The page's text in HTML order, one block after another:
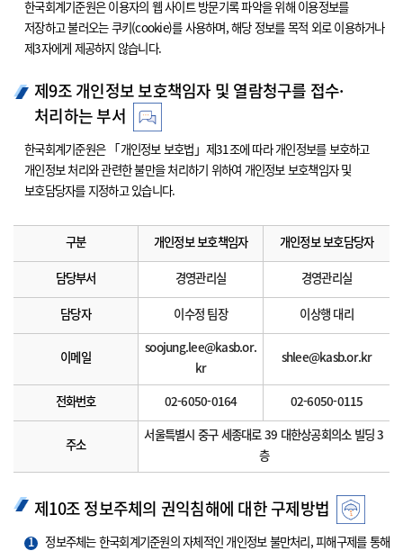
한국회계기준원은 이용자의 웹 사이트 방문기록 파악을 위해 이용정보를
저장하고 불러오는 쿠키(cookie)를 사용하며, 해당 정보를 목적 외로 이용하거나
제3자에게 제공하지 않습니다.
제9조 개인정보 보호책임자 및 열람청구를 접수·
처리하는 부서
한국회계기준원은 「개인정보 보호법」제31조에 따라 개인정보를 보호하고
개인정보 처리와 관련한 불만을 처리하기 위하여 개인정보 보호책임자 및
보호담당자를 지정하고 있습니다.
구분 개인정보 보호책임자 개인정보 보호담당자
담당부서 경영관리실 경영관리실
담당자 이수정 팀장 이상행 대리
이메일
soojung.lee@kasb.or.
kr
shlee@kasb.or.kr
전화번호 02-6050-0164 02-6050-0115
주소
서울특별시 중구 세종대로 39 대한상공회의소 빌딩 3
층
제10조 정보주체의 권익침해에 대한 구제방법
1
정보주체는 한국회계기준원의 자체적인 개인정보 불만처리, 피해구제를 통해